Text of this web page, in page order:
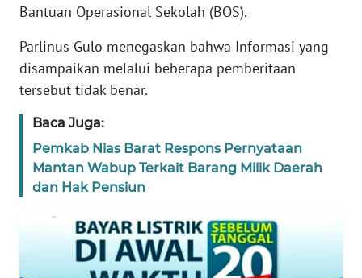
Bantuan Operasional Sekolah (BOS).
Parlinus Gulo menegaskan bahwa Informasi yang
disampaikan melalui beberapa pemberitaan
tersebut tidak benar.
Baca Juga:
Pemkab Nias Barat Respons Pernyataan
Mantan Wabup Terkait Barang Milik Daerah
dan Hak Pensiun
KARIR
DISCLAIMER
Wahana
Regional